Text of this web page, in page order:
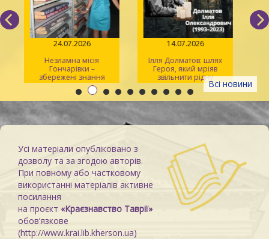
Всі новини
24.07.2026
Незламна місія
Гончарівки –
збережені знання
14.07.2026
Ілля Долматов: шлях
Героя, який мріяв
звільнити рідну
Каховку
Усі матеріали опубліковано з
дозволу та за згодою авторів.
При повному або частковому
використанні матеріалів активне
посилання
на проєкт «Краєзнавство Таврії»
обов’язкове
(http://www.krai.lib.kherson.ua)